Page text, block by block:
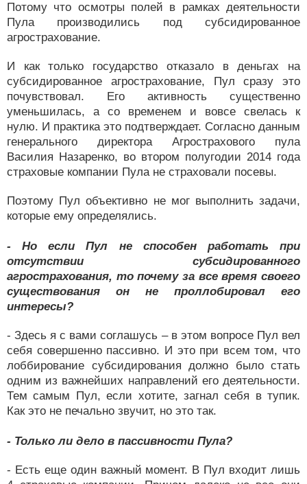
Потому что осмотры полей в рамках деятельности
Пула производились под субсидированное
агрострахование.
И как только государство отказало в деньгах на
субсидированное агрострахование, Пул сразу это
почувствовал. Его активность существенно
уменьшилась, а со временем и вовсе свелась к
нулю. И практика это подтверждает. Согласно данным
генерального директора Агрострахового пула
Василия Назаренко, во втором полугодии 2014 года
страховые компании Пула не страховали посевы.
Поэтому Пул объективно не мог выполнить задачи,
которые ему определялись.
- Но если Пул не способен работать при
отсутствии субсидированного
агрострахования, то почему за все время своего
существования он не проллобировал его
интересы?
- Здесь я с вами соглашусь – в этом вопросе Пул вел
себя совершенно пассивно. И это при всем том, что
лоббирование субсидирования должно было стать
одним из важнейших направлений его деятельности.
Тем самым Пул, если хотите, загнал себя в тупик.
Как это не печально звучит, но это так.
- Только ли дело в пассивности Пула?
- Есть еще один важный момент. В Пул входит лишь